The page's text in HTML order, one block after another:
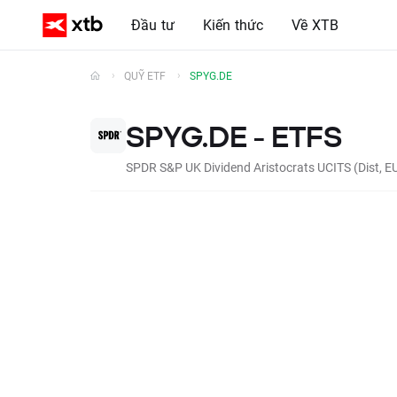
Đầu tư Kiến thức Về XTB
QUỸ ETF SPYG.DE
SPYG.DE - ETFS
SPDR S&P UK Dividend Aristocrats UCITS (Dist,